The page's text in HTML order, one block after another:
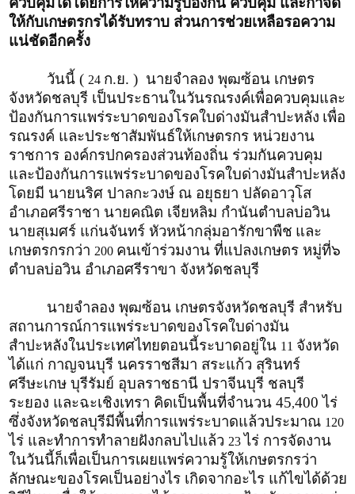
ให้กับเกษตรกรได้รับทราบ ส่วนการช่วยเหลือรอความ
แน่ชัดอีกครั้ง
วันนี้ ( 24 ก.ย. ) นายจำลอง พุฒซ้อน เกษตร
จังหวัดชลบุรี เป็นประธานในวันรณรงค์เพื่อควบคุมและ
ป้องกันการแพร่ระบาดของโรคใบด่างมันสำปะหลัง เพื่อ
รณรงค์ และประชาสัมพันธ์ให้เกษตรกร หน่วยงาน
ราชการ องค์กรปกครองส่วนท้องถิ่น ร่วมกันควบคุม
และป้องกันการแพร่ระบาดของโรคใบด่างมันสำปะหลัง
โดยมี นายนริศ ปาลกะวงษ์ ณ อยุธยา ปลัดอาวุโส
อำเภอศรีราชา นายคณิต เจียหลิม กำนันตำบลบ่อวิน
นายสุเมศร์ แก่นจันทร์ หัวหน้ากลุ่มอารักขาพืช และ
เกษตรกรกว่า 200 คนเข้าร่วมงาน ที่แปลงเกษตร หมู่ที่๖
ตำบลบ่อวิน อำเภอศรีราขา จังหวัดชลบุรี
นายจำลอง พุฒซ้อน เกษตรจังหวัดชลบุรี สำหรับ
สถานการณ์การแพร่ระบาดของโรคใบด่างมัน
สำปะหลังในประเทศไทยตอนนี้ระบาดอยู่ใน 11 จังหวัด
ได้แก่ กาญจนบุรี นครราชสีมา สระแก้ว สุรินทร์
ศรีษะเกษ บุรีรัมย์ อุบลราชธานี ปราจีนบุรี ชลบุรี
ระยอง และฉะเชิงเทรา คิดเป็นพื้นที่จำนวน 45,400 ไร่
ซึ่งจังหวัดชลบุรีมีพื้นที่การแพร่ระบาดแล้วประมาณ 120
ไร่ และทำการทำลายฝังกลบไปแล้ว 23 ไร่ การจัดงาน
ในวันนี้ก็เพื่อเป็นการเผยแพร่ความรู้ให้เกษตรกรว่า
ลักษณะของโรคเป็นอย่างไร เกิดจากอะไร แก้ไขได้ด้วย